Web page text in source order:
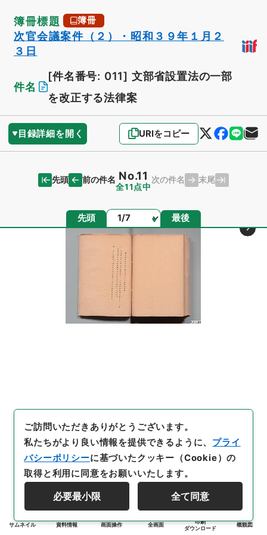
簿冊標題 簿冊
次官会議案件（２）・昭和３９年１月２
３日
件名
[件名番号: 011] 文部省設置法の一部
を改正する法律案
目録詳細を開く URIをコピー
先頭 前の件名 No.11
全11点中
次の件名 末尾
先頭 ページ 最後
サムネイル 資料情報 画面操作 全画面
印刷
ダウンロード
概観図
ご訪問いただきありがとうございます。
私たちがより良い情報を提供できるように、 プライ
バシーポリシーに基づいたクッキー（Cookie）の
取得と利用に同意をお願いいたします。
必要最小限 全て同意